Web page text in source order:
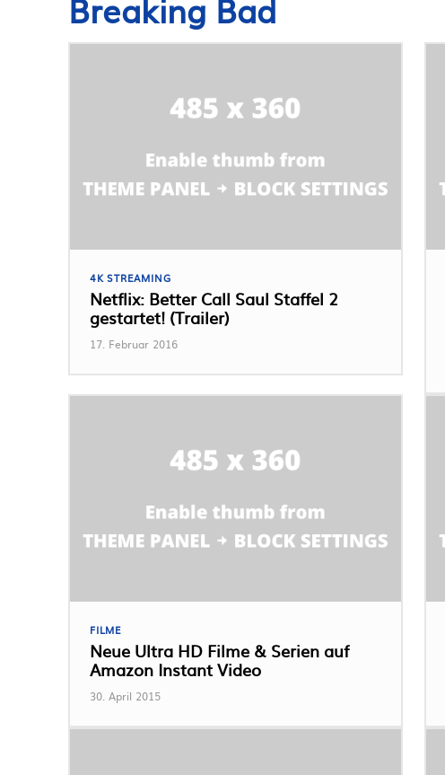
4K STREAMING
Netflix: Better Call Saul Staffel 2
gestartet! (Trailer)
17. Februar 2016
FILME
Neue Ultra HD Filme & Serien auf
Amazon Instant Video
30. April 2015